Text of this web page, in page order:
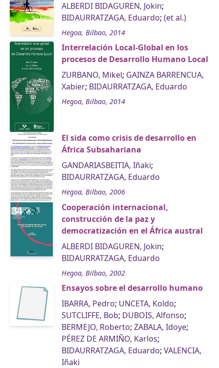
ALBERDI BIDAGUREN, Jokin;
BIDAURRATZAGA, Eduardo; (et al.)
Hegoa, Bilbao, 2014
Interrelación Local-Global en los
procesos de Desarrollo Humano Local
ZURBANO, Mikel; GAINZA BARRENCUA,
Xabier; BIDAURRATZAGA, Eduardo
Hegoa, Bilbao, 2014
El sida como crisis de desarrollo en
África Subsahariana
GANDARIASBEITIA, Iñaki;
BIDAURRATZAGA, Eduardo
Hegoa, Bilbao, 2006
Cooperación internacional,
construcción de la paz y
democratización en el África austral
ALBERDI BIDAGUREN, Jokin;
BIDAURRATZAGA, Eduardo
Hegoa, Bilbao, 2002
Ensayos sobre el desarrollo humano
IBARRA, Pedro; UNCETA, Koldo;
SUTCLIFFE, Bob; DUBOIS, Alfonso;
BERMEJO, Roberto; ZABALA, Idoye;
PÉREZ DE ARMIÑO, Karlos;
BIDAURRATZAGA, Eduardo; VALENCIA,
Iñaki